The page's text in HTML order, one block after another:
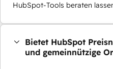
HubSpot-Tools beraten
Bietet HubSpot
und gemeinnützige